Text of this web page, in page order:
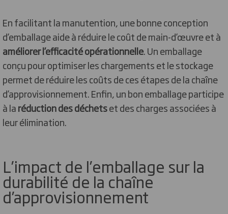
En facilitant la manutention, une bonne conception
d’emballage aide à réduire le coût de main-d’œuvre et à
améliorer l’efficacité opérationnelle. Un emballage
conçu pour optimiser les chargements et le stockage
permet de réduire les coûts de ces étapes de la chaîne
d’approvisionnement. Enfin, un bon emballage participe
à laréduction des déchetset des charges associées à
leur élimination.
L’impact de l’emballage sur la
durabilité de la chaîne
d’approvisionnement